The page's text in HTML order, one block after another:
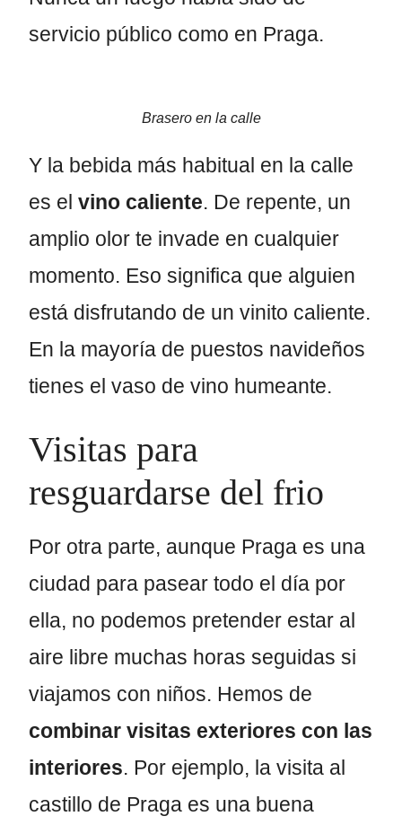
servicio público como en Praga.
Brasero en la calle
Y la bebida más habitual en la calle
es elvino caliente. De repente, un
amplio olor te invade en cualquier
momento. Eso significa que alguien
está disfrutando de un vinito caliente.
En la mayoría de puestos navideños
tienes el vaso de vino humeante.
Visitas para
resguardarse del frio
Por otra parte, aunque Praga es una
ciudad para pasear todo el día por
ella, no podemos pretender estar al
aire libre muchas horas seguidas si
viajamos con niños. Hemos de
combinar visitas exteriores con las
interiores. Por ejemplo, la visita al
castillo de Praga es una buena